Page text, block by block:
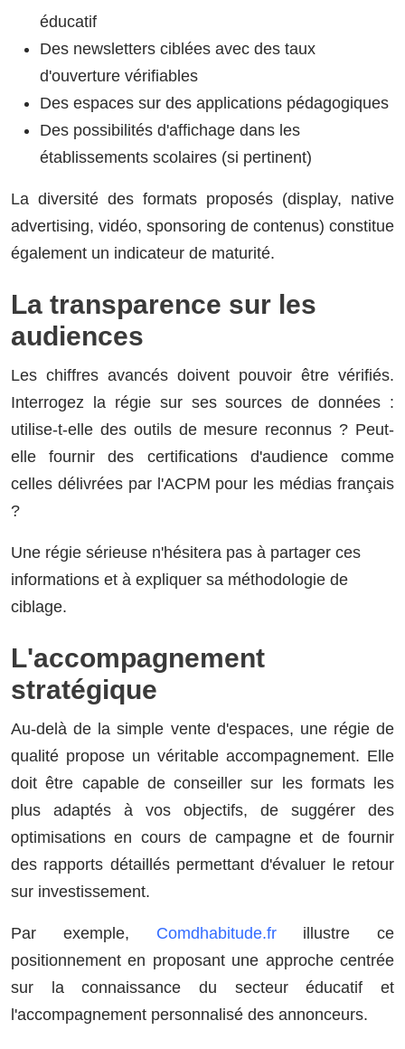
éducatif
Des newsletters ciblées avec des taux
d'ouverture vérifiables
Des espaces sur des applications pédagogiques
Des possibilités d'affichage dans les
établissements scolaires (si pertinent)
La diversité des formats proposés (display, native
advertising, vidéo, sponsoring de contenus) constitue
également un indicateur de maturité.
La transparence sur les
audiences
Les chiffres avancés doivent pouvoir être vérifiés.
Interrogez la régie sur ses sources de données :
utilise-t-elle des outils de mesure reconnus ? Peut-
elle fournir des certifications d'audience comme
celles délivrées par l'ACPM pour les médias français
?
Une régie sérieuse n'hésitera pas à partager ces
informations et à expliquer sa méthodologie de
ciblage.
L'accompagnement
stratégique
Au-delà de la simple vente d'espaces, une régie de
qualité propose un véritable accompagnement. Elle
doit être capable de conseiller sur les formats les
plus adaptés à vos objectifs, de suggérer des
optimisations en cours de campagne et de fournir
des rapports détaillés permettant d'évaluer le retour
sur investissement.
Par exemple, Comdhabitude.frillustre ce
positionnement en proposant une approche centrée
sur la connaissance du secteur éducatif et
l'accompagnement personnalisé des annonceurs.